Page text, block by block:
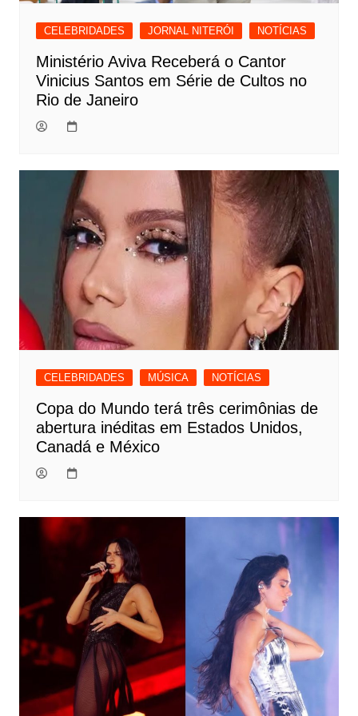
CELEBRIDADES JORNAL NITERÓI NOTÍCIAS
Ministério Aviva Receberá o Cantor
Vinicius Santos em Série de Cultos no
Rio de Janeiro
CELEBRIDADES MÚSICA NOTÍCIAS
Copa do Mundo terá três cerimônias de
abertura inéditas em Estados Unidos,
Canadá e México